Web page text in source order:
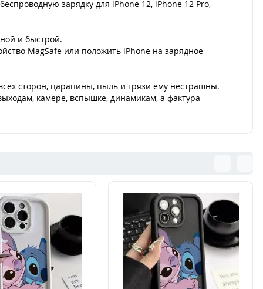
зарядку для iPhone 12, iPhone 12 Pro,
и быстрой.
MagSafe или положить iPhone на зарядное
сторон, царапины, пыль и грязи ему нестрашны.
камере, вспышке, динамикам, а фактура